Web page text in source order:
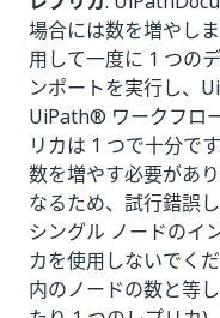
場合には数を増やし
用して一度に 1 つの
ンポートを実行し、
UiPath® ワークフロ
リカは 1 つで十分で
数を増やす必要があ
なるため、試行錯誤
シングル ノードのイ
カを使用しないでく
内のノードの数と等